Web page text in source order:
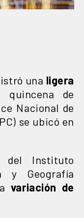
una ligera
de
Nacional de
se ubicó en
del Instituto
y Geografía
variación de